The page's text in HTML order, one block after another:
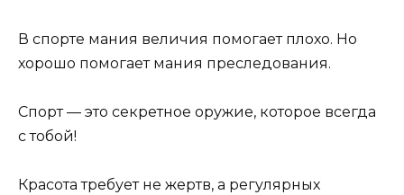
В спорте мания величия помогает плохо. Но
хорошо помогает мания преследования.
Спорт — это секретное оружие, которое всегда
с тобой!
Красота требует не жертв, а регулярных